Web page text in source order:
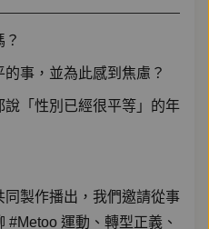
事，並為此感到焦慮？
「性別已經很平等」的年
製作播出，我們邀請從事
運動、轉型正義、